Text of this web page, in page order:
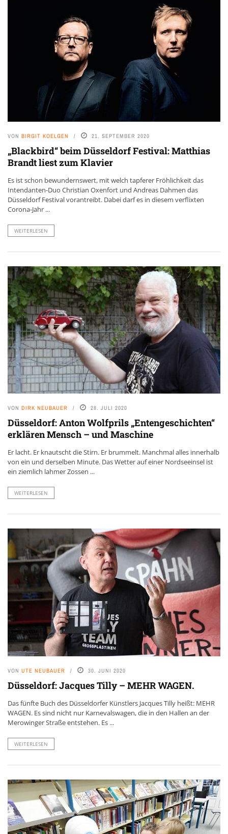
VON BIRGIT KOELGEN 21. SEPTEMBER 2020
„Blackbird“ beim Düsseldorf Festival: Matthias
Brandt liest zum Klavier
Es ist schon bewundernswert, mit welch tapferer Fröhlichkeit das
Intendanten-Duo Christian Oxenfort und Andreas Dahmen das
Düsseldorf Festival vorantreibt. Dabei darf es in diesem verflixten
Corona-Jahr ...
WEITERLESEN
VON DIRK NEUBAUER 28. JULI 2020
Düsseldorf: Anton Wolfprils „Entengeschichten“
erklären Mensch – und Maschine
Er lacht. Er knautscht die Stirn. Er brummelt. Manchmal alles innerhalb
von ein und derselben Minute. Das Wetter auf einer Nordseeinsel ist
ein ziemlich lahmer Zossen ...
WEITERLESEN
VON UTE NEUBAUER 30. JUNI 2020
Düsseldorf: Jacques Tilly – MEHR WAGEN.
Das fünfte Buch des Düsseldorfer Künstlers Jacques Tilly heißt: MEHR
WAGEN. Es sind nicht nur Karnevalswagen, die in den Hallen an der
Merowinger Straße entstehen. Es ...
WEITERLESEN